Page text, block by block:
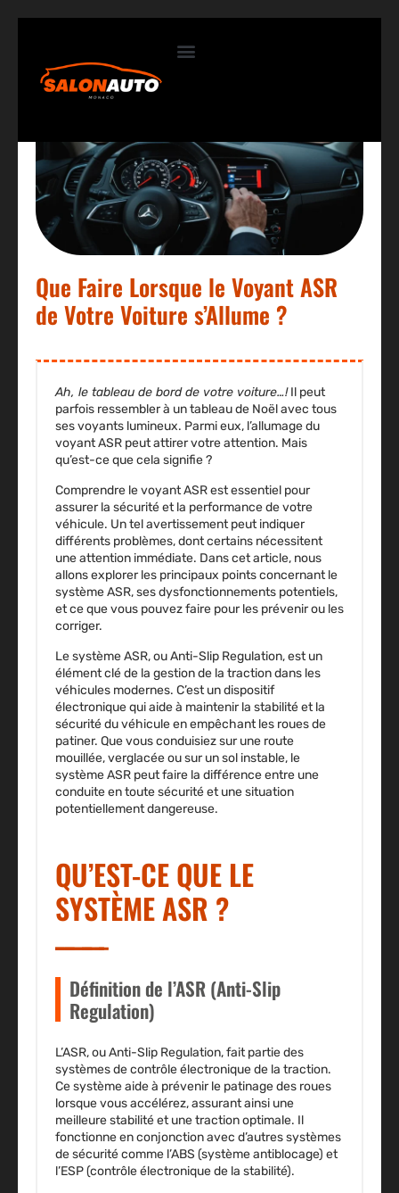
Que Faire Lorsque le Voyant ASR
de Votre Voiture s’Allume ?
Ah, le tableau de bord de votre voiture…!Il peut
parfois ressembler à un tableau de Noël avec tous
ses voyants lumineux. Parmi eux, l’allumage du
voyant ASR peut attirer votre attention. Mais
qu’est-ce que cela signifie ?
Comprendre le voyant ASR est essentiel pour
assurer la sécurité et la performance de votre
véhicule. Un tel avertissement peut indiquer
différents problèmes, dont certains nécessitent
une attention immédiate. Dans cet article, nous
allons explorer les principaux points concernant le
système ASR, ses dysfonctionnements potentiels,
et ce que vous pouvez faire pour les prévenir ou les
corriger.
Le système ASR, ou Anti-Slip Regulation, est un
élément clé de la gestion de la traction dans les
véhicules modernes. C’est un dispositif
électronique qui aide à maintenir la stabilité et la
sécurité du véhicule en empêchant les roues de
patiner. Que vous conduisiez sur une route
mouillée, verglacée ou sur un sol instable, le
système ASR peut faire la différence entre une
conduite en toute sécurité et une situation
potentiellement dangereuse.
QU’EST-CE QUE LE
SYSTÈME ASR ?
Définition de l’ASR (Anti-Slip
Regulation)
L’ASR, ou Anti-Slip Regulation, fait partie des
systèmes de contrôle électronique de la traction.
Ce système aide à prévenir le patinage des roues
lorsque vous accélérez, assurant ainsi une
meilleure stabilité et une traction optimale. Il
fonctionne en conjonction avec d’autres systèmes
de sécurité comme l’ABS (système antiblocage) et
l’ESP (contrôle électronique de la stabilité).